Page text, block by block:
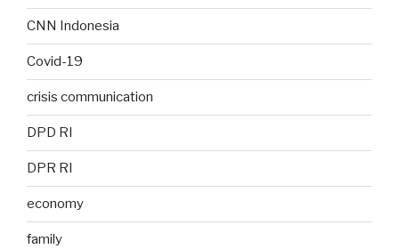
CNN Indonesia
Covid-19
crisis communication
DPD RI
DPR RI
economy
family